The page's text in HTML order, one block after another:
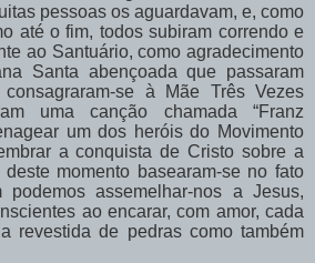
pessoas os aguardavam, e, como
até o fim, todos subiram correndo e
ao Santuário, como agradecimento
Santa abençoada que passaram
se à Mãe Três Vezes
uma canção chamada “Franz
um dos heróis do Movimento
a conquista de Cristo sobre a
momento basearam-se no fato
assemelhar-nos a Jesus,
ao encarar, com amor, cada
revestida de pedras como também